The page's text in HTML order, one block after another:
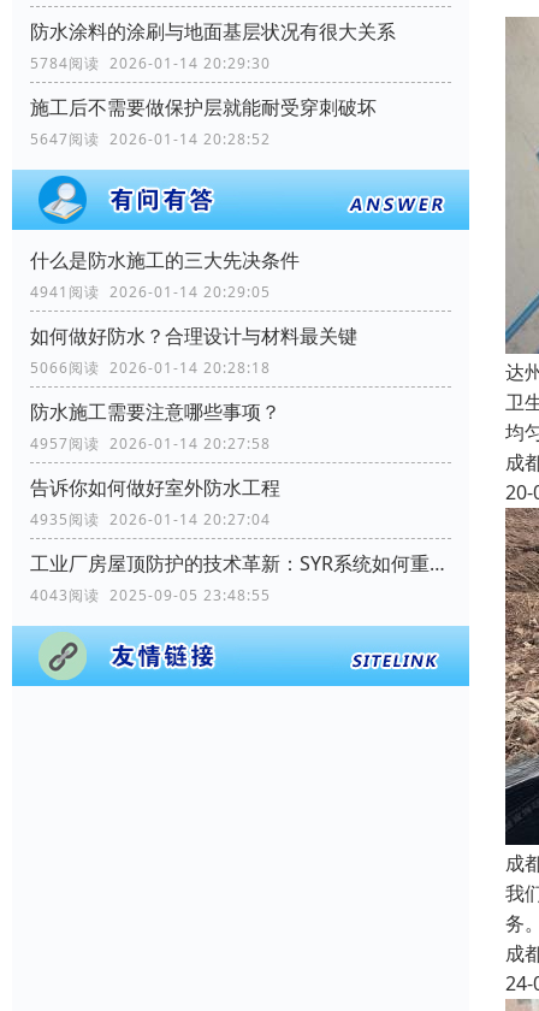
防水涂料的涂刷与地面基层状况有很大关系
5784阅读 2026-01-14 20:29:30
施工后不需要做保护层就能耐受穿刺破坏
5647阅读 2026-01-14 20:28:52
什么是防水施工的三大先决条件
4941阅读 2026-01-14 20:29:05
如何做好防水？合理设计与材料最关键
5066阅读 2026-01-14 20:28:18
防水施工需要注意哪些事项？
4957阅读 2026-01-14 20:27:58
告诉你如何做好室外防水工程
4935阅读 2026-01-14 20:27:04
工业厂房屋顶防护的技术革新：SYR系统如何重塑行业标准
4043阅读 2025-09-05 23:48:55
达
卫
均
成
20-
成
我
务
成
24-